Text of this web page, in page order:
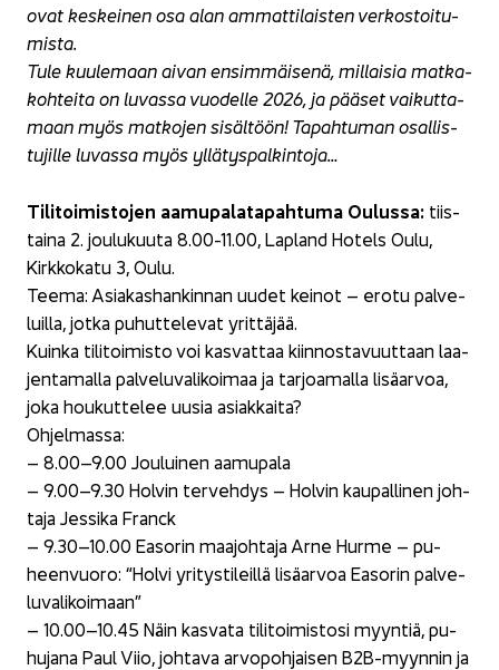
ovat kes­kei­nen osa alan am­mat­ti­lais­ten ver­kos­toi­tu­
mis­ta.
Tule kuu­le­maan aivan en­sim­mäi­se­nä, mil­lai­sia mat­ka­
koh­tei­ta on lu­vas­sa vuo­del­le 2026, ja pää­set vai­kut­ta­
maan myös mat­ko­jen si­säl­töön! Ta­pah­tu­man osal­lis­
tu­jil­le lu­vas­sa myös yl­lä­tys­pal­kin­to­ja…
Ti­li­toi­mis­to­jen aa­mu­pa­la­ta­pah­tu­ma Ou­lus­sa: tiis­
tai­na 2. jou­lu­kuu­ta 8.00-11.00, Lapland Ho­tels Oulu,
Kirk­ko­ka­tu 3, Oulu.
Teema: Asia­kas­han­kin­nan uudet kei­not – erotu pal­ve­
luil­la, jotka pu­hut­te­le­vat yrit­tä­jää.
Kuin­ka ti­li­toi­mis­to voi kas­vat­taa kiin­nos­ta­vuut­taan laa­
jen­ta­mal­la pal­ve­lu­va­li­koi­maa ja tar­joa­mal­la li­sä­ar­voa,
joka hou­kut­te­lee uusia asiak­kai­ta?
Oh­jel­mas­sa:
– 8.00–9.00 Jou­lui­nen aa­mu­pa­la
– 9.00–9.30 Hol­vin ter­veh­dys – Hol­vin kau­pal­li­nen joh­
ta­ja Jes­si­ka Franck
– 9.30–10.00 Ea­so­rin maa­joh­ta­ja Arne Hurme – pu­
heen­vuo­ro: “Holvi yri­tys­ti­leil­lä li­sä­ar­voa Ea­so­rin pal­ve­
lu­va­li­koi­maan”
– 10.00–10.45 Näin kas­va­ta ti­li­toi­mis­to­si myyn­tiä, pu­
hu­ja­na Paul Viio, joh­ta­va ar­vo­poh­jai­sen B2B-​myynnin ja